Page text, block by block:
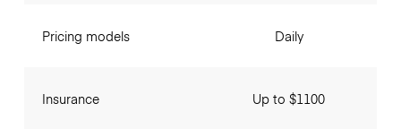
Pricing models
Insurance
Daily
Up to $1100